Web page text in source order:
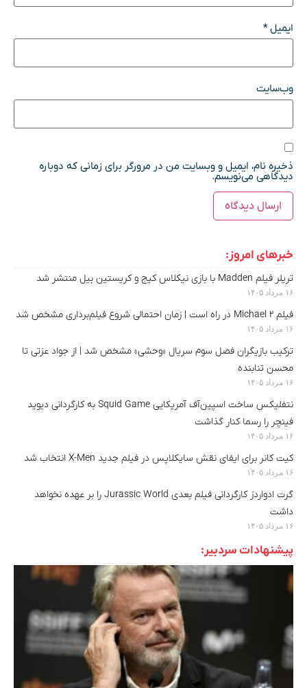
ایمیل*
وب‌سایت
ذخیره نام، ایمیل و وبسایت من در مرورگر برای زمانی که دوباره
دیدگاهی می‌نویسم.
خبرهای امروز:
تریلر فیلم Madden با بازی نیکلاس کیج و کریستین بیل منتشر شد
۱۶ مرداد ۱۴۰۵
فیلم Michael 2 در راه است | زمان احتمالی شروع فیلم‌برداری مشخص شد
۱۶ مرداد ۱۴۰۵
ترکیب بازیگران فصل سوم سریال «وحشی» مشخص شد | از جواد عزتی تا
محسن تنابنده
۱۶ مرداد ۱۴۰۵
نتفلیکس ساخت اسپین‌آف آمریکایی Squid Game به کارگردانی دیوید
فینچر را رسما کنار گذاشت
۱۶ مرداد ۱۴۰۵
کیت کانر برای ایفای نقش سایکلاپس در فیلم جدید X-Men انتخاب شد
۱۶ مرداد ۱۴۰۵
گرت ادواردز کارگردانی فیلم بعدی Jurassic World را بر عهده نخواهد
داشت
۱۶ مرداد ۱۴۰۵
پیشنهادات سردبیر: